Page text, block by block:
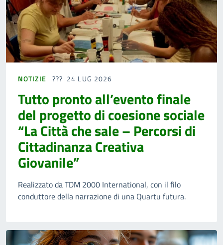
NOTIZIE 24 LUG 2026
Tutto pronto all’evento finale
del progetto di coesione sociale
“La Città che sale – Percorsi di
Cittadinanza Creativa
Giovanile”
Realizzato da TDM 2000 International, con il filo
conduttore della narrazione di una Quartu futura.